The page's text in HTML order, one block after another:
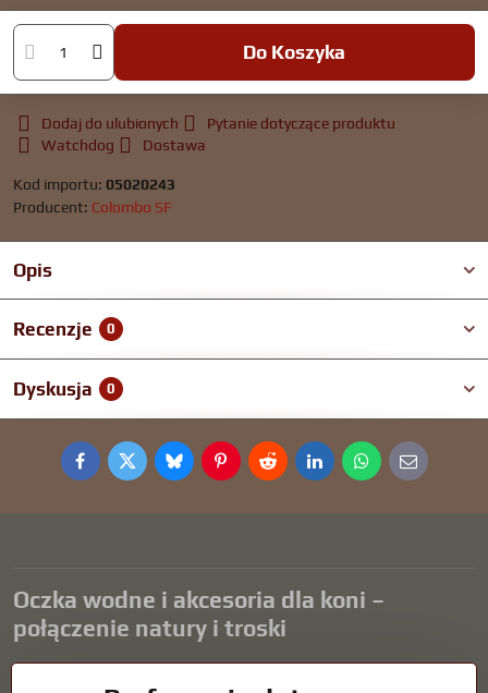
Do Koszyka
Dodaj do ulubionych
Pytanie dotyczące produktu
Watchdog
Dostawa
Kod importu: 05020243
Producent: Colombo SF
Opis
Recenzje 0
Dyskusja 0
FacebookTwitterBlueskyPinterestRedditLinkedInWhatsApp
E-
mail
Oczka wodne i akcesoria dla koni –
połączenie natury i troski